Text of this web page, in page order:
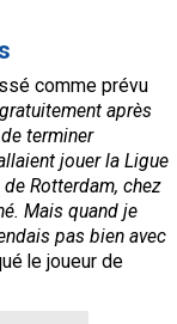
comme prévu
après
terminer
jouer la Ligue
Rotterdam, chez
Mais quand je
pas bien avec
le joueur de